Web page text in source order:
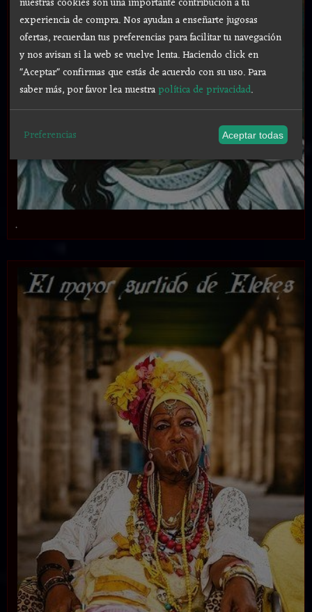
.
experiencia de compra. Nos ayudan a enseñarte jugosas
ofertas, recuerdan tus preferencias para facilitar tu navegación
y nos avisan si la web se vuelve lenta. Haciendo click en
"Aceptar" confirmas que estás de acuerdo con su uso.Para
saber más, por favor lea nuestrapolítica de privacidad.
Preferencias Aceptar todas